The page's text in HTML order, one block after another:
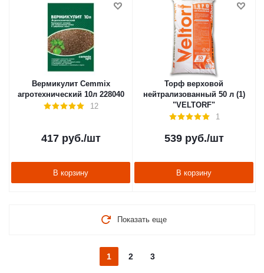
Вермикулит Cemmix
агротехнический 10л 228040
12
417руб./шт
В корзину
Торф верховой
нейтрализованный 50 л (1)
"VELTORF"
1
539руб./шт
В корзину
Показать еще
1 2 3